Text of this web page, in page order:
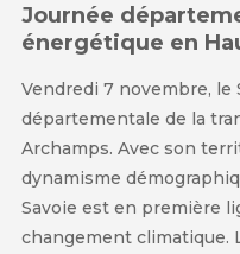
Journée
énergétique en
Vendredi 7 novembre, le
départementale de la
Archamps. Avec son
dynamisme
Savoie est en première
changement climatique.